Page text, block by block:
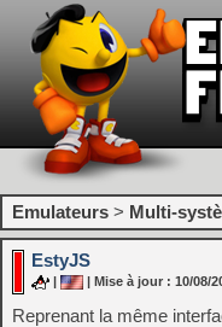
Emulateurs > Multi-
EstyJS
| | Mise à jour : 10/08/
Reprenant la même